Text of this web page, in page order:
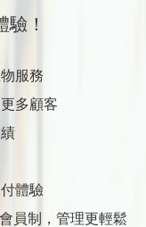
！
服務
多顧客
體驗
員制，管理更輕鬆